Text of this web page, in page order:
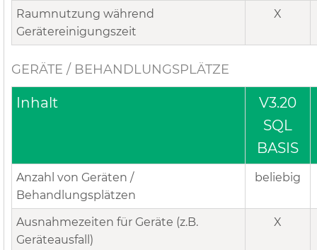
Raumnutzung während
Gerätereinigungszeit
X
GERÄTE / BEHANDLUNGSPLÄTZE
Inhalt
V3.20
SQL
BASIS
Anzahl von Geräten /
Behandlungsplätzen
beliebig
Ausnahmezeiten für Geräte (z.B.
Geräteausfall)
X